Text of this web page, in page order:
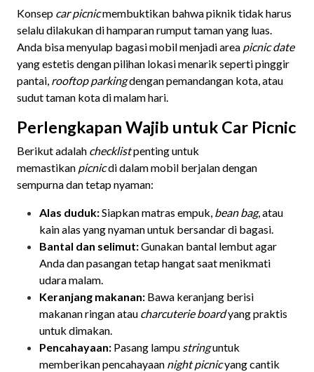
Konsep car picnicmembuktikan bahwa piknik tidak harus
selalu dilakukan di hamparan rumput taman yang luas.
Anda bisa menyulap bagasi mobil menjadi area picnic date
yang estetis dengan pilihan lokasi menarik seperti pinggir
pantai, rooftop parkingdengan pemandangan kota, atau
sudut taman kota di malam hari.
Perlengkapan Wajib untuk Car Picnic
Berikut adalah checklistpenting untuk
memastikan picnicdi dalam mobil berjalan dengan
sempurna dan tetap nyaman:
Alas duduk:Siapkan matras empuk, bean bag, atau
kain alas yang nyaman untuk bersandar di bagasi.
Bantal dan selimut:Gunakan bantal lembut agar
Anda dan pasangan tetap hangat saat menikmati
udara malam.
Keranjang makanan: Bawa keranjang berisi
makanan ringan atau charcuterie boardyang praktis
untuk dimakan.
Pencahayaan: Pasang lampu stringuntuk
memberikan pencahayaan night picnicyang cantik